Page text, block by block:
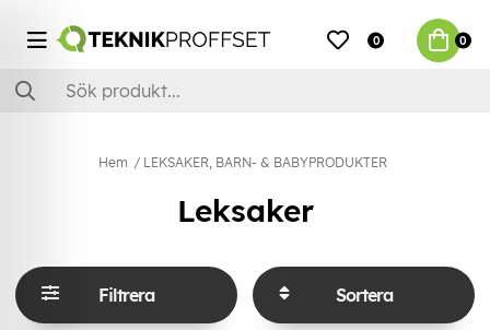
0 0
Hem LEKSAKER, BARN- & BABYPRODUKTER
Leksaker
Filtrera Sortera